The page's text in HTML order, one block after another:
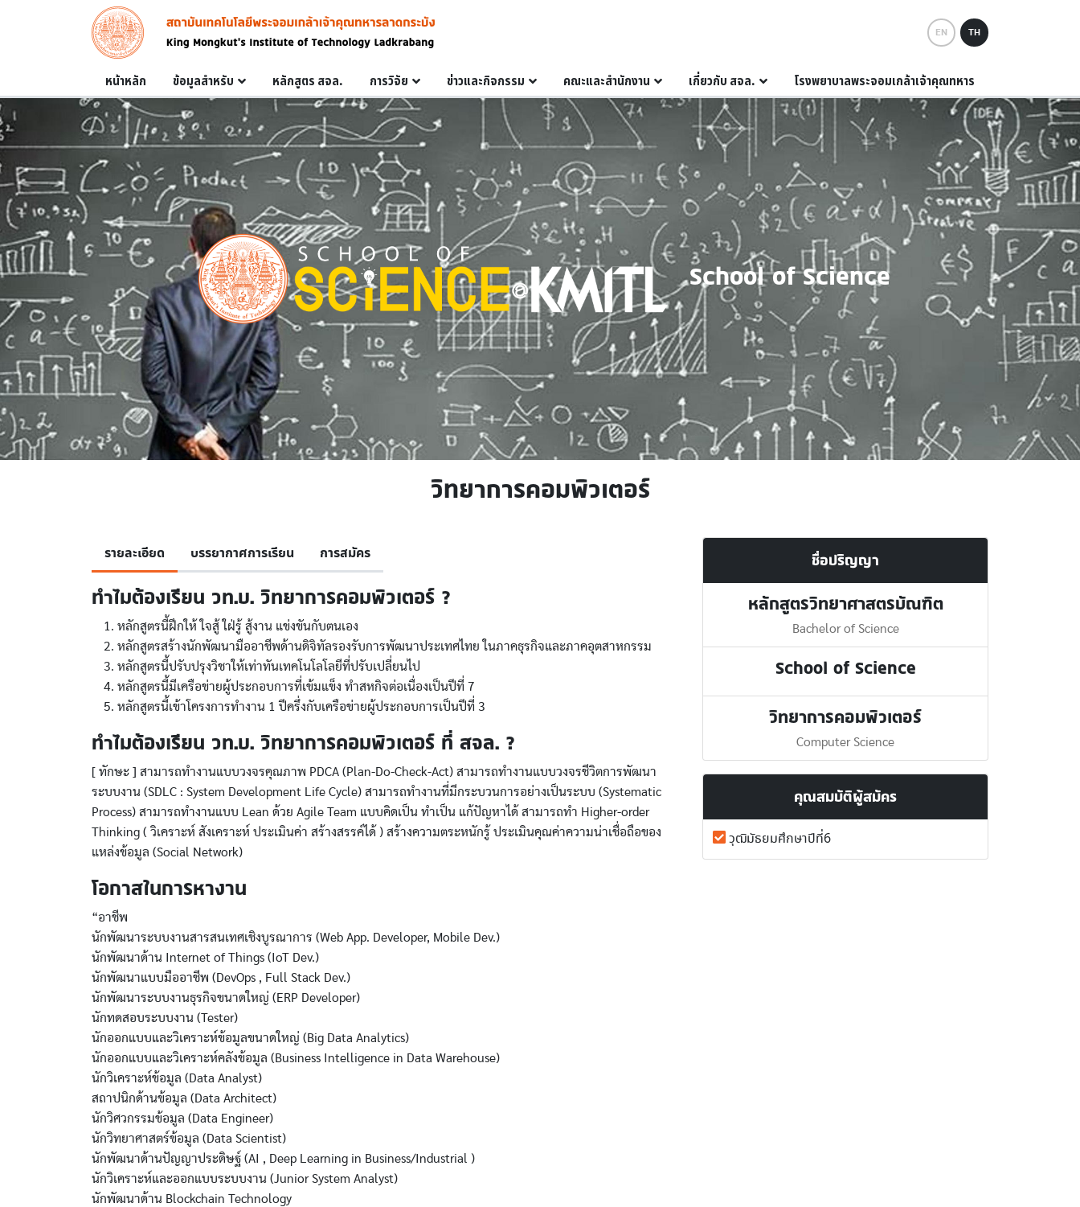
Skip to main content
Image
EN TH
Main navigation
หน้าหลัก ข้อมูลสำหรับ หลักสูตร สจล. การวิจัย ข่าวและกิจกรรม คณะและสำนักงาน เกี่ยวกับ สจล. โรงพยาบาลพระจอมเกล้าเจ้าคุณทหาร
School of Science
วิทยาการคอมพิวเตอร์
รายละเอียด บรรยากาศการเรียน การสมัคร
ทำไมต้องเรียน วท.บ. วิทยาการคอมพิวเตอร์ ?
หลักสูตรนี้ฝึกให้ ใจสู้ ใฝ่รู้ สู้งาน แข่งขันกับตนเอง
หลักสูตรสร้างนักพัฒนามืออาชีพด้านดิจิทัลรองรับการพัฒนาประเทศไทย ในภาคธุรกิจและภาคอุตสาหกรรม
หลักสูตรนี้ปรับปรุงวิชาให้เท่าทันเทคโนโลโลยีที่ปรับเปลี่ยนไป
หลักสูตรนี้มีเครือข่ายผู้ประกอบการที่เข้มแข็ง ทำสหกิจต่อเนื่องเป็นปีที่ 7
หลักสูตรนี้เข้าโครงการทำงาน 1 ปีครึ่งกับเครือข่ายผู้ประกอบการเป็นปีที่ 3
ทำไมต้องเรียน วท.บ. วิทยาการคอมพิวเตอร์ ที่ สจล. ?
[ ทักษะ ] สามารถทำงานแบบวงจรคุณภาพ PDCA (Plan-Do-Check-Act) สามารถทำงานแบบวงจรชีวิตการพัฒนา
ระบบงาน (SDLC : System Development Life Cycle) สามารถทำงานที่มีกระบวนการอย่างเป็นระบบ (Systematic
Process) สามารถทำงานแบบ Lean ด้วย Agile Team แบบคิดเป็น ทำเป็น แก้ปัญหาได้ สามารถทำ Higher-order
Thinking ( วิเคราะห์ สังเคราะห์ ประเมินค่า สร้างสรรค์ได้ ) สร้างความตระหนักรู้ ประเมินคุณค่าความน่าเชื่อถือของ
แหล่งข้อมูล (Social Network)
โอกาสในการหางาน
“อาชีพ
นักพัฒนาระบบงานสารสนเทศเชิงบูรณาการ (Web App. Developer, Mobile Dev.)
นักพัฒนาด้าน Internet of Things (IoT Dev.)
นักพัฒนาแบบมืออาชีพ (DevOps , Full Stack Dev.)
นักพัฒนาระบบงานธุรกิจขนาดใหญ่ (ERP Developer)
นักทดสอบระบบงาน (Tester)
นักออกแบบและวิเคราะห์ข้อมูลขนาดใหญ่ (Big Data Analytics)
นักออกแบบและวิเคราะห์คลังข้อมูล (Business Intelligence in Data Warehouse)
นักวิเคราะห์ข้อมูล (Data Analyst)
สถาปนิกด้านข้อมูล (Data Architect)
นักวิศวกรรมข้อมูล (Data Engineer)
นักวิทยาศาสตร์ข้อมูล (Data Scientist)
นักพัฒนาด้านปัญญาประดิษฐ์ (AI , Deep Learning in Business/Industrial )
นักวิเคราะห์และออกแบบระบบงาน (Junior System Analyst)
นักพัฒนาด้าน Blockchain Technology
ชื่อปริญญา
หลักสูตรวิทยาศาสตรบัณฑิต
Bachelor of Science
School of Science
วิทยาการคอมพิวเตอร์
Computer Science
คุณสมบัติผู้สมัคร
วุฒิมัธยมศึกษาปีที่6